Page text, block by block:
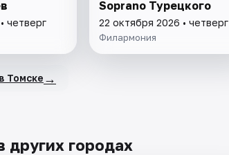
четверг
Soprano Турецкого
22 октября 2026 • четверг
Филармония
Томске →
других городах